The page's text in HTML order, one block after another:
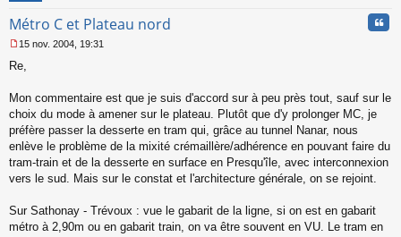
Métro C et Plateau nord
e
s
g
e
n
o
n
15 nov. 2004, 19:31
Re,
Mon commentaire est que je suis d'accord sur à peu près tout, sauf sur le
choix du mode à amener sur le plateau. Plutôt que d'y prolonger MC, je
préfère passer la desserte en tram qui, grâce au tunnel Nanar, nous
enlève le problème de la mixité crémaillère/adhérence en pouvant faire du
tram-train et de la desserte en surface en Presqu'île, avec interconnexion
vers le sud. Mais sur le constat et l'architecture générale, on se rejoint.
Sur Sathonay - Trévoux : vue le gabarit de la ligne, si on est en gabarit
métro à 2,90m ou en gabarit train, on va être souvent en VU. Le tram en